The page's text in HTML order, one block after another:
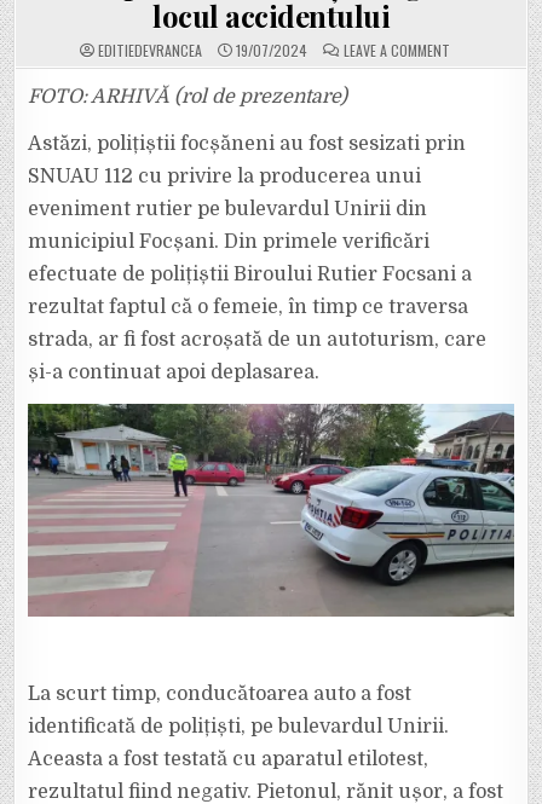
locul accidentului
EDITIEDEVRANCEA 19/07/2024 LEAVE A COMMENT
ULTIMA
LOVIT
O
FUGIT
DE
LOCUL
ACCIDENTULUI
FOTO: ARHIVĂ (rol de prezentare)
Astăzi, polițiștii focșăneni au fost sesizati prin
SNUAU 112 cu privire la producerea unui
eveniment rutier pe bulevardul Unirii din
municipiul Focșani. Din primele verificări
efectuate de polițiștii Biroului Rutier Focsani a
rezultat faptul că o femeie, în timp ce traversa
strada, ar fi fost acroșată de un autoturism, care
și-a continuat apoi deplasarea.
La scurt timp, conducătoarea auto a fost
identificată de polițiști, pe bulevardul Unirii.
Aceasta a fost testată cu aparatul etilotest,
rezultatul fiind negativ. Pietonul, rănit ușor, a fost